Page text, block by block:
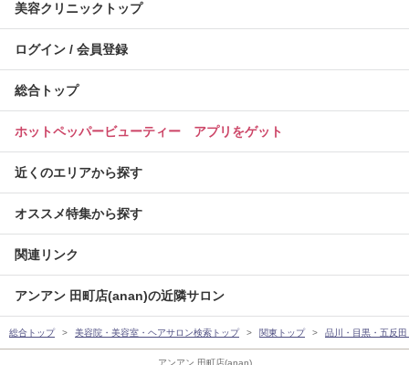
アンアン 田町店(anan)
美容クリニックトップ
ログイン / 会員登録
総合トップ
ホットペッパービューティー アプリをゲット
近くのエリアから探す
オススメ特集から探す
関連リンク
アンアン 田町店(anan)の近隣サロン
総合トップ 美容院・美容室・ヘアサロン検索トップ 関東トップ 品川・目黒・五反